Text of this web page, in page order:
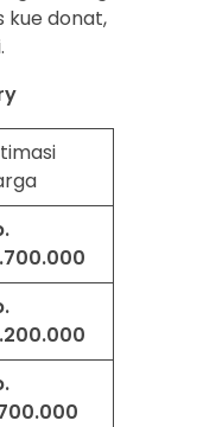
kue donat,